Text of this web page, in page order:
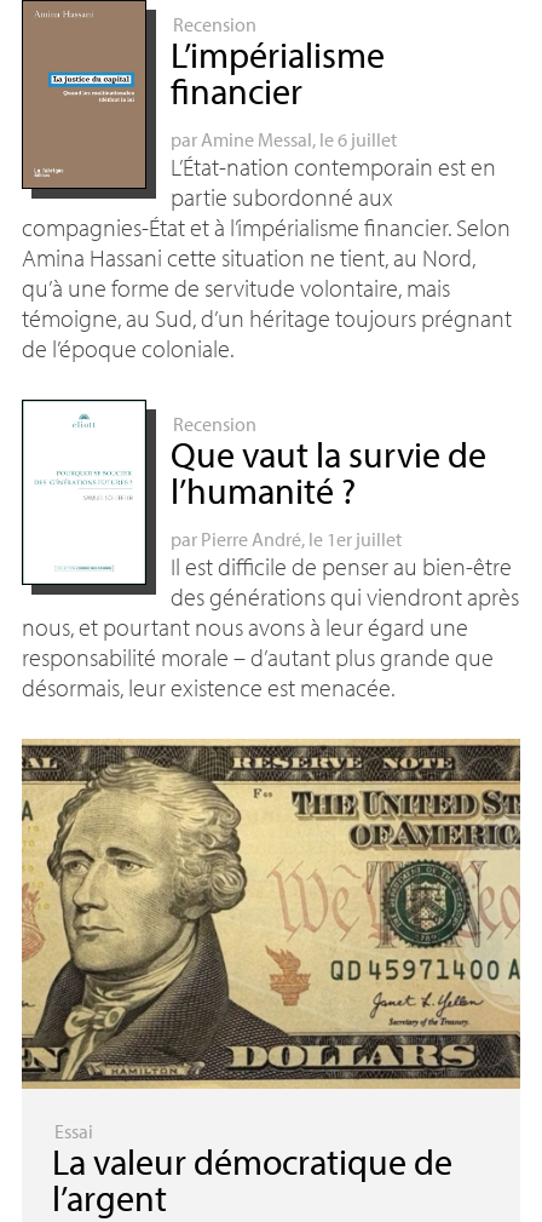
Recension
L’impérialisme
financier
parAmine Messal, le 6 juillet
L’État-nation contemporain est en
partie subordonné aux
compagnies-État et à l’impérialisme financier. Selon
Amina Hassani cette situation ne tient, au Nord,
qu’à une forme de servitude volontaire, mais
témoigne, au Sud, d’un héritage toujours prégnant
de l’époque coloniale.
Recension
Que vaut la survie de
l’humanité ?
par Pierre André, le 1er juillet
Il est difficile de penser au bien-être
des générations qui viendront après
nous, et pourtant nous avons à leur égard une
responsabilité morale – d’autant plus grande que
désormais, leur existence est menacée.
Essai
La valeur démocratique de
l’argent